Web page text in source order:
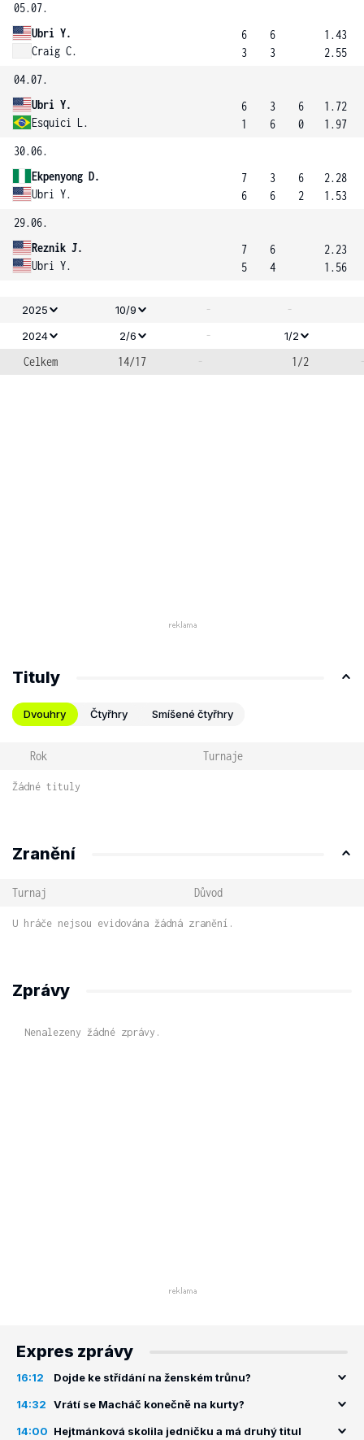
05.07.
Ubri Y.
Craig C.
6
3
6
3
1.43
2.55
04.07.
Ubri Y.
Esquici L.
6
1
3
6
6
0
1.72
1.97
30.06.
Ekpenyong D.
Ubri Y.
7
6
3
6
6
2
2.28
1.53
29.06.
Reznik J.
Ubri Y.
7
5
6
4
2.23
1.56
2025 10/9 - -
2024 2/6 - 1/2
Celkem 14/17 - 1/2
Tituly
Dvouhry Čtyřhry Smíšené čtyřhry
Rok Turnaje
Žádné tituly
Zranění
Turnaj Důvod
U hráče nejsou evidována žádná zranění.
Zprávy
Nenalezeny žádné zprávy.
Expres zprávy
16:12 Dojde ke střídání na ženském trůnu?
14:32 Vrátí se Macháč konečně na kurty?
14:00 Hejtmánková skolila jedničku a má druhý titul